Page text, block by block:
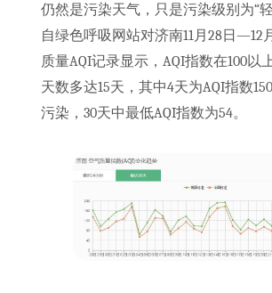
仍然是污染天气，只是污染级别为“
自绿色呼吸网站对济南11月28日—12
质量AQI记录显示，AQI指数在100以
天数多达15天，其中4天为AQI指数
污染，30天中最低AQI指数为54。